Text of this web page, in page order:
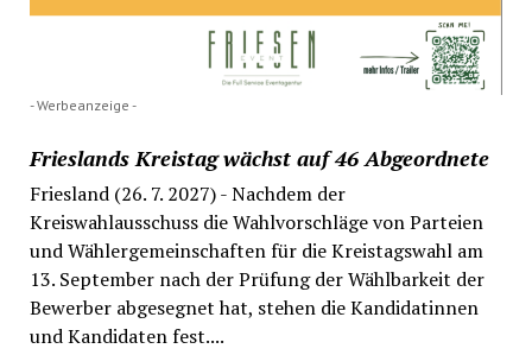
- Werbeanzeige -
Frieslands Kreistag wächst auf 46 Abgeordnete
Friesland (26. 7. 2027) - Nachdem der
Kreiswahlausschuss die Wahlvorschläge von Parteien
und Wählergemeinschaften für die Kreistagswahl am
13. September nach der Prüfung der Wählbarkeit der
Bewerber abgesegnet hat, stehen die Kandidatinnen
und Kandidaten fest....